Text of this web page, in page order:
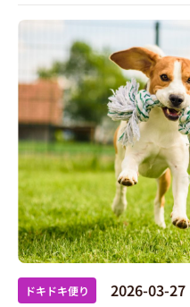
ドキドキ便り 2026-03-27